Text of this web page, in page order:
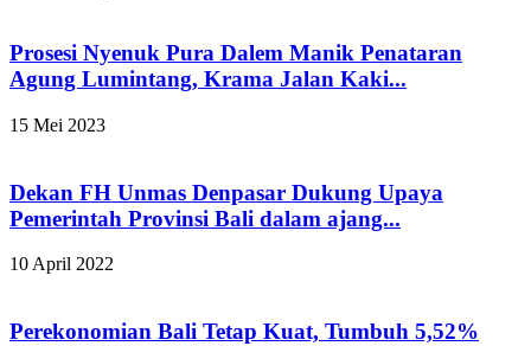
Prosesi Nyenuk Pura Dalem Manik Penataran
Agung Lumintang, Krama Jalan Kaki...
15 Mei 2023
Dekan FH Unmas Denpasar Dukung Upaya
Pemerintah Provinsi Bali dalam ajang...
10 April 2022
Perekonomian Bali Tetap Kuat, Tumbuh 5,52%